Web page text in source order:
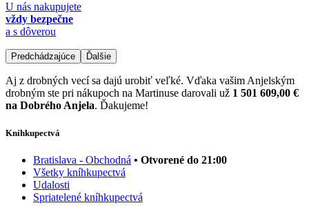
U nás nakupujete
vždy bezpečne
a s dôverou
Predchádzajúce Ďalšie
Aj z drobných vecí sa dajú urobiť veľké. Vďaka vašim Anjelským
drobným ste pri nákupoch na Martinuse darovali už 1 501 609,00 €
na Dobrého Anjela. Ďakujeme!
Kníhkupectvá
Bratislava - Obchodná • Otvorené do 21:00
Všetky kníhkupectvá
Udalosti
Spriatelené kníhkupectvá